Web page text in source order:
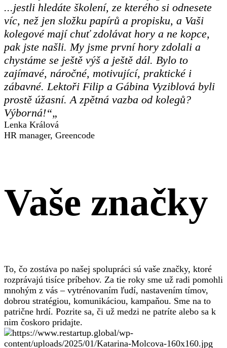
...jestli hledáte školení, ze kterého si odnesete
víc, než jen složku papírů a propisku, a Vaši
kolegové mají chuť zdolávat hory a ne kopce,
pak jste našli. My jsme první hory zdolali a
chystáme se ještě výš a ještě dál. Bylo to
zajímavé, náročné, motivující, praktické i
zábavné. Lektoři Filip a Gábina Vyziblová byli
prostě úžasní. A zpětná vazba od kolegů?
Výborná!“„
Lenka Králová
HR manager, Greencode
Vaše značky
To, čo zostáva po našej spolupráci sú vaše značky, ktoré
rozprávajú tisíce príbehov. Za tie roky sme už radi pomohli
mnohým z vás – vytrénovaním ľudí, nastavením tímov,
dobrou stratégiou, komunikáciou, kampaňou. Sme na to
patrične hrdí. Pozrite sa, či už medzi ne patríte alebo sa k
nim čoskoro pridajte.